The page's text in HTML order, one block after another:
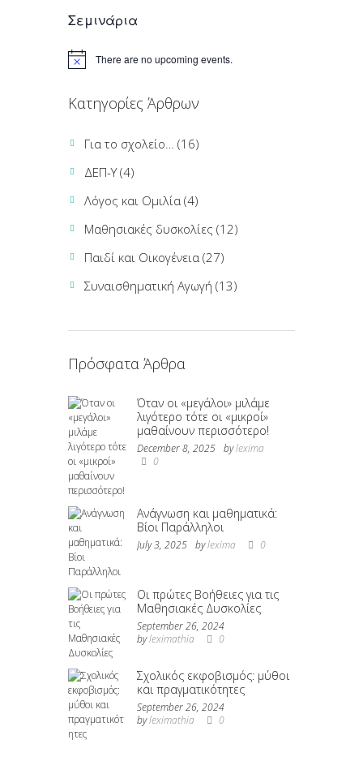
Σεμινάρια
There are no upcoming events.
Κατηγορίες Άρθρων
Για το σχολείο… (16)
ΔΕΠ-Υ(4)
Λόγος και Ομιλία (4)
Μαθησιακές δυσκολίες (12)
Παιδί και Οικογένεια (27)
Συναισθηματική Αγωγή (13)
Πρόσφατα Άρθρα
Όταν οι «μεγάλοι» μιλάμε
λιγότερο τότε οι «μικροί»
μαθαίνουν περισσότερο!
December 8, 2025 bylexima
0
Ανάγνωση και μαθηματικά:
Βίοι Παράλληλοι
July 3, 2025 bylexima 0
Οι πρώτες Βοήθειες για τις
Μαθησιακές Δυσκολίες
September 26, 2024
byleximathia 0
Σχολικός εκφοβισμός: μύθοι
και πραγματικότητες
September 26, 2024
byleximathia 0